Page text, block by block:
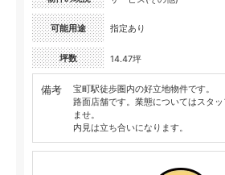
可能用途 指定あり
坪数 14.47坪
備考
宝町駅徒歩圏内の好立地物件です。
路面店舗です。業態についてはスタ
ませ。
内見は立ち合いになります。